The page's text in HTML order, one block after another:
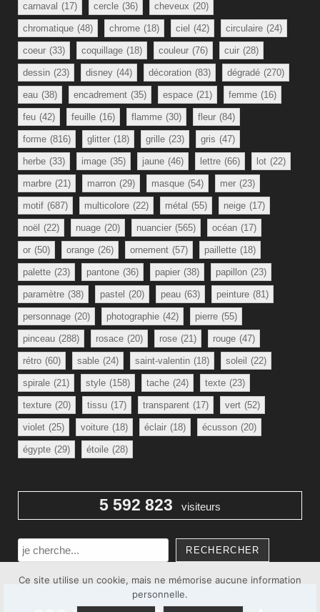
carnaval (17) cercle (36) cheveux (20)
chromatique (48) chrome (18) ciel (42) circulaire (24)
coeur (33) coquillage (18) couleur (76) cuir (28)
dessin (23) disney (44) décoration (83) dégradé (270)
eau (38) encadrement (35) espace (21) femme (16)
feu (42) feuille (16) flamme (30) fleur (84)
forme (816) glitter (18) grille (23) gris (47)
herbe (33) image (35) jaune (46) lettre (66) lot (22)
marbre (21) marron (29) masque (54) mer (23)
motif (687) multicolore (22) métal (55) neige (17)
noël (22) nuage (20) nuancier (565) océan (17)
or (50) orange (26) ornement (57) paillette (18)
palette (23) pantone (36) papier (38) papillon (23)
paramètre (38) pastel (20) peau (63) peinture (81)
personnage (20) photographie (42) pierre (55)
pinceau (288) rosace (20) rose (21) rouge (47)
rétro (60) sable (24) saint-valentin (18) soleil (22)
spirale (21) style (158) tache (24) texte (23)
texture (20) tissu (17) transparent (17) vert (52)
violet (25) voiture (18) éclair (18) écusson (20)
égypte (29) étoile (28)
5 592 823 visiteurs
Rechercher
RECHERCHER
Ce site utilise un cookie, mais ne mémorise aucune information
personnelle.